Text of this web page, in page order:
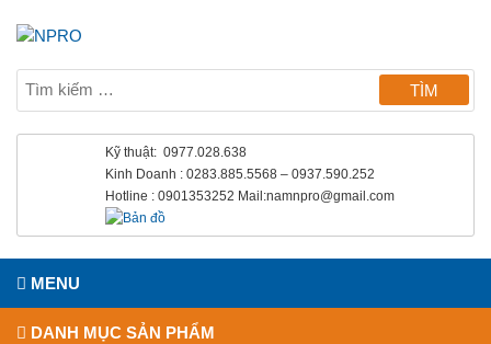
Kỹ thuật: 0977.028.638
Kinh Doanh : 0283.885.5568 – 0937.590.252
Hotline : 0901353252 Mail:namnpro@gmail.com
MENU
DANH MỤC SẢN PHẨM